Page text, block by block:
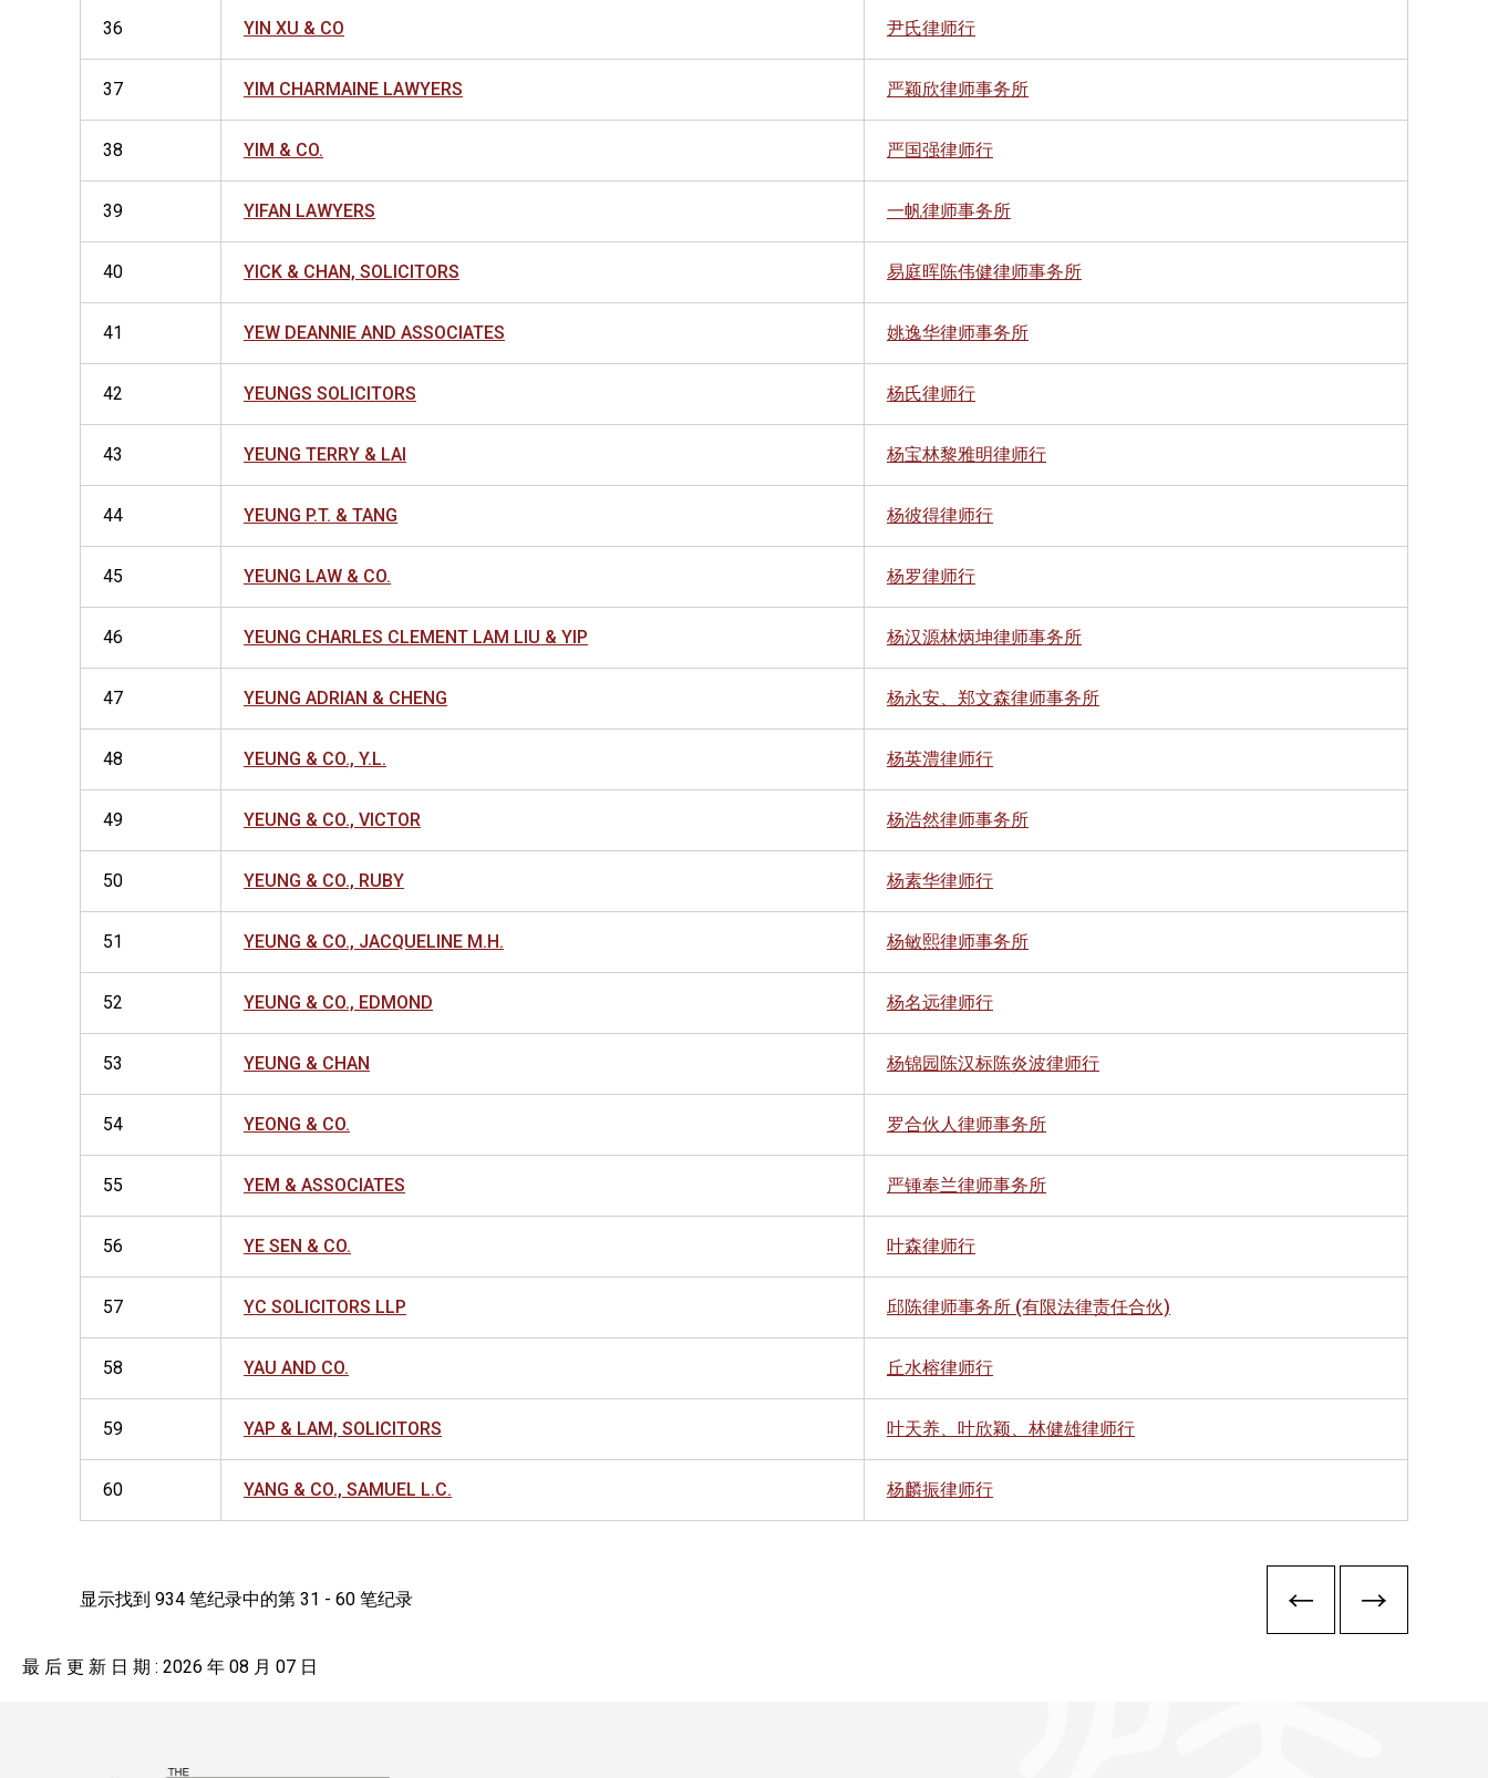
36 YIN XU & CO 尹氏律师行
37 YIM CHARMAINE LAWYERS 严颖欣律师事务所
38 YIM & CO. 严国强律师行
39 YIFAN LAWYERS 一帆律师事务所
40 YICK & CHAN, SOLICITORS 易庭晖陈伟健律师事务所
41 YEW DEANNIE AND ASSOCIATES 姚逸华律师事务所
42 YEUNGS SOLICITORS 杨氏律师行
43 YEUNG TERRY & LAI 杨宝林黎雅明律师行
44 YEUNG P.T. & TANG 杨彼得律师行
45 YEUNG LAW & CO. 杨罗律师行
46 YEUNG CHARLES CLEMENT LAM LIU & YIP 杨汉源林炳坤律师事务所
47 YEUNG ADRIAN & CHENG 杨永安、郑文森律师事务所
48 YEUNG & CO., Y.L. 杨英澧律师行
49 YEUNG & CO., VICTOR 杨浩然律师事务所
50 YEUNG & CO., RUBY 杨素华律师行
51 YEUNG & CO., JACQUELINE M.H. 杨敏熙律师事务所
52 YEUNG & CO., EDMOND 杨名远律师行
53 YEUNG & CHAN 杨锦园陈汉标陈炎波律师行
54 YEONG & CO. 罗合伙人律师事务所
55 YEM & ASSOCIATES 严锺奉兰律师事务所
56 YE SEN & CO. 叶森律师行
57 YC SOLICITORS LLP 邱陈律师事务所 (有限法律责任合伙)
58 YAU AND CO. 丘水榕律师行
59 YAP & LAM, SOLICITORS 叶天养、叶欣颖、林健雄律师行
60 YANG & CO., SAMUEL L.C. 杨麟振律师行
显示找到 934 笔纪录中的第 31 - 60 笔纪录
最 后 更 新 日 期 : 2026 年 08 月 07 日